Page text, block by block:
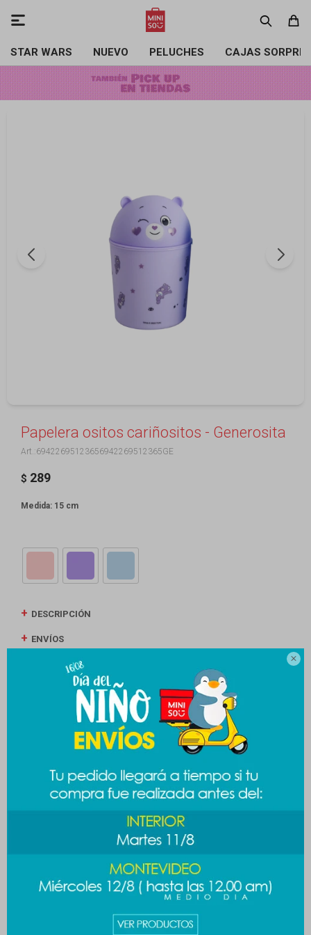

STAR WARS NUEVO PELUCHES CAJAS

Papelera ositos cariñositos - Generosita
69422695123656942269512365GE
$ 289
Medida: 15 cm
DESCRIPCIÓN
ENVÍOS
CAMBIOS Y DEVOLUCIONES
MEDIOS DE PAGO
Productos que te pueden interesar